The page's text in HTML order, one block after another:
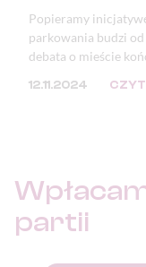
Popieramy
parkowania budzi
debata o mieście
zdewastowaną
12.11.2024
partii